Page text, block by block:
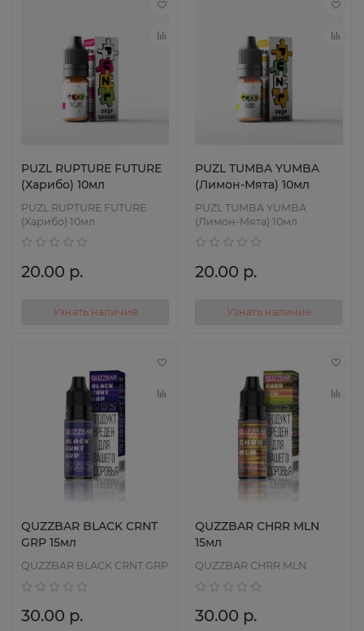
PUZL RUPTURE FUTURE
(Харибо) 10мл
PUZL RUPTURE FUTURE
(Харибо) 10мл
20.00 р.
Узнать наличие
PUZL TUMBA YUMBA
(Лимон-Мята) 10мл
PUZL TUMBA YUMBA
(Лимон-Мята) 10мл
20.00 р.
Узнать наличие
QUZZBAR BLACK CRNT
GRP 15мл
QUZZBAR BLACK CRNT GRP
30.00 р.
QUZZBAR CHRR MLN
15мл
QUZZBAR CHRR MLN
30.00 р.